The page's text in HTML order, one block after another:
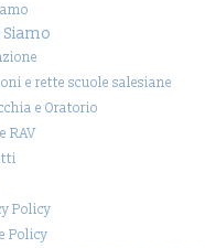
Siamo
e rette scuole salesiane
e Oratorio
RAV
Policy
Policy